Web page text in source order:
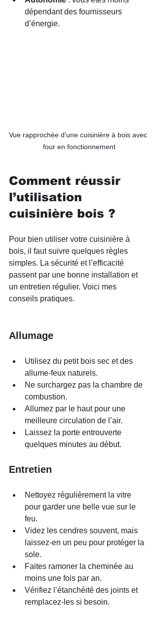
dépendant des fournisseurs
d’énergie.
Vue rapprochée d'une cuisinière à bois avec
four en fonctionnement
Comment réussir
l’utilisation
cuisinière bois ?
Pour bien utiliser votre cuisinière à
bois, il faut suivre quelques règles
simples. La sécurité et l’efficacité
passent par une bonne installation et
un entretien régulier. Voici mes
conseils pratiques.
Allumage
Utilisez du petit bois sec et des
allume-feux naturels.
Ne surchargez pas la chambre de
combustion.
Allumez par le haut pour une
meilleure circulation de l’air.
Laissez la porte entrouverte
quelques minutes au début.
Entretien
Nettoyez régulièrement la vitre
pour garder une belle vue sur le
feu.
Videz les cendres souvent, mais
laissez-en un peu pour protéger la
sole.
Faites ramoner la cheminée au
moins une fois par an.
Vérifiez l’étanchéité des joints et
remplacez-les si besoin.